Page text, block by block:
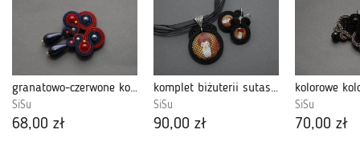
granatowo-czerwone kolczyki lub klipsy sutasz
SiSu
68,00 zł
komplet biżuterii sutasz - japonka
SiSu
90,00 zł
SiSu
70,00 zł